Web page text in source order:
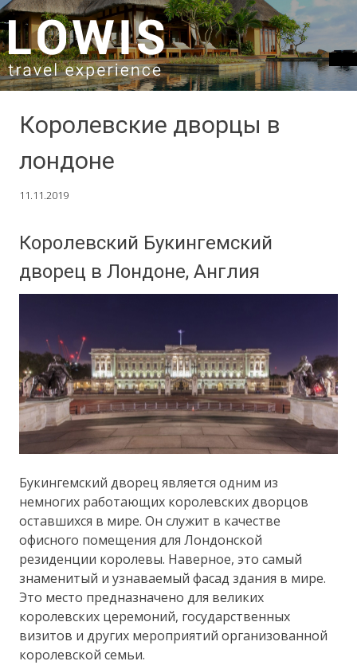
SKIP TO CONTENT
Королевские дворцы в
лондоне
11.11.2019
Королевский Букингемский
дворец в Лондоне, Англия
Букингемский дворец является одним из
немногих работающих королевских дворцов
оставшихся в мире. Он служит в качестве
офисного помещения для Лондонской
резиденции королевы. Наверное, это самый
знаменитый и узнаваемый фасад здания в мире.
Это место предназначено для великих
королевских церемоний, государственных
визитов и других мероприятий организованной
королевской семьи.